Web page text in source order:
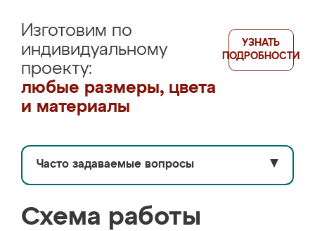
Изготовим по
индивидуальному
проекту:
любые размеры, цвета
и материалы
УЗНАТЬ
ПОДРОБНОСТИ
Часто задаваемые вопросы ▼
Схема работы